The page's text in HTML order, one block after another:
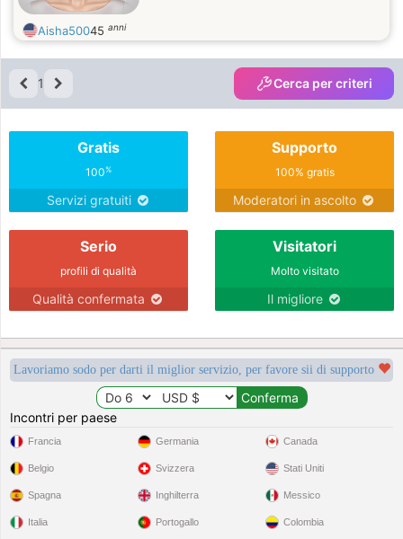
Aisha50045 anni
1 Cerca per criteri
Gratis
100%
Servizi gratuiti
Supporto
100% gratis
Moderatori in ascolto
Serio
profili di qualità
Qualità confermata
Visitatori
Molto visitato
Il migliore
Lavoriamo sodo per darti il miglior servizio, per favore sii di supporto
Incontri per paese
Francia
Belgio
Spagna
Italia
Germania
Svizzera
Inghilterra
Portogallo
Canada
Stati Uniti
Messico
Colombia